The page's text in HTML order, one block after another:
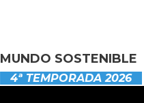
MUNDO SOSTENIBLE
4ª TEMPORADA 2026